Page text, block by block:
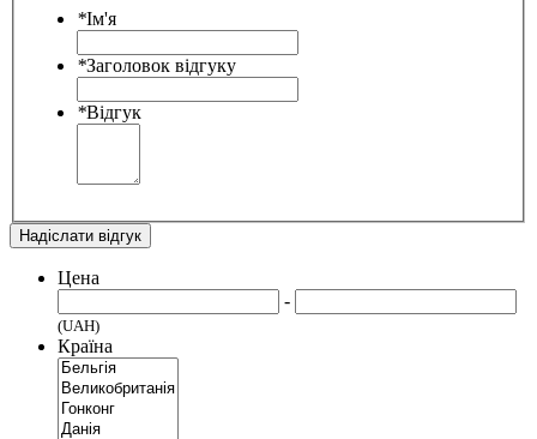
*Ім'я
*Заголовок відгуку
*Відгук
Надіслати відгук
Цена
-
(UAH)
Країна